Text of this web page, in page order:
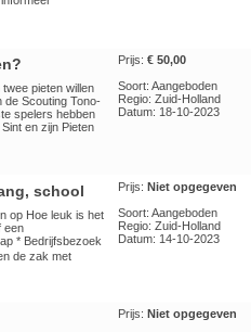
pieten willen
Scouting Tono-
spelers hebben
en zijn Pieten
Prijs: € 50,00
Soort: Aangeboden
Regio: Zuid-Holland
Datum: 18-10-2023
school
op Hoe leuk is het
een
* Bedrijfsbezoek
de zak met
Prijs: Niet opgegeven
Soort: Aangeboden
Regio: Zuid-Holland
Datum: 14-10-2023
Prijs: Niet opgegeven